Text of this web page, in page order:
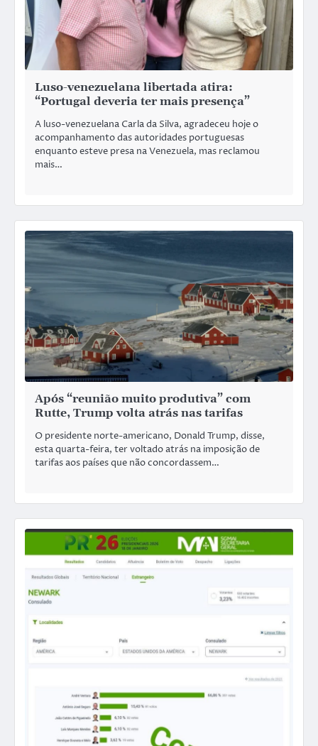
Luso-venezuelana libertada atira:
“Portugal deveria ter mais presença”
A luso-venezuelana Carla da Silva, agradeceu hoje o
acompanhamento das autoridades portuguesas
enquanto esteve presa na Venezuela, mas reclamou
mais…
Após “reunião muito produtiva” com
Rutte, Trump volta atrás nas tarifas
O presidente norte-americano, Donald Trump, disse,
esta quarta-feira, ter voltado atrás na imposição de
tarifas aos países que não concordassem…